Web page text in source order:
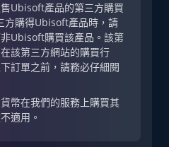
Ubisoft產品的第三方購買
方購得Ubisoft產品時，請
Ubisoft購買該產品。該第
該第三方網站的購買行
訂單之前，請務必仔細閱
幣在我們的服務上購買其
適用。